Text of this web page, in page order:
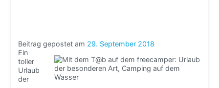
Beitrag gepostet am 29. September 2018
Ein
toller
Urlaub
der